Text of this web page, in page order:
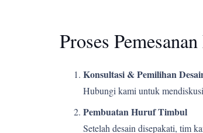
Proses
Konsultasi & Pemilihan
Hubungi kami untuk
Pembuatan Huruf Timbul
Setelah desain disepakati, tim